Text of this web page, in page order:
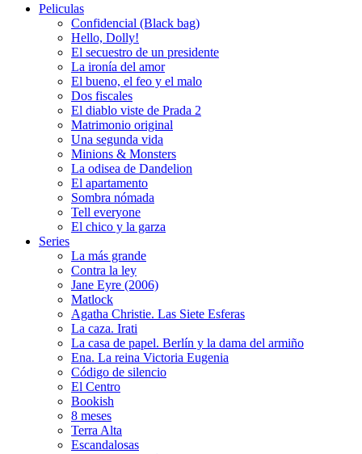
Peliculas
Confidencial (Black bag)
Hello, Dolly!
El secuestro de un presidente
La ironía del amor
El bueno, el feo y el malo
Dos fiscales
El diablo viste de Prada 2
Matrimonio original
Una segunda vida
Minions & Monsters
La odisea de Dandelion
El apartamento
Sombra nómada
Tell everyone
El chico y la garza
Series
La más grande
Contra la ley
Jane Eyre (2006)
Matlock
Agatha Christie. Las Siete Esferas
La caza. Irati
La casa de papel. Berlín y la dama del armiño
Ena. La reina Victoria Eugenia
Código de silencio
El Centro
Bookish
8 meses
Terra Alta
Escandalosas